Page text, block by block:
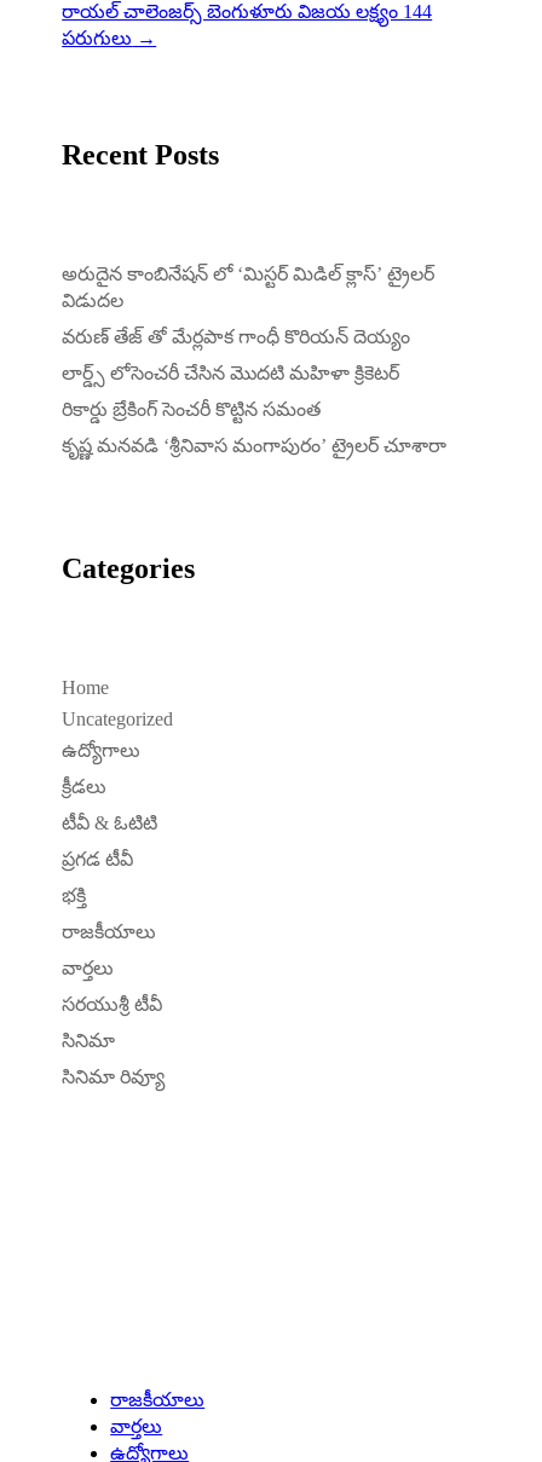
రాయల్ చాలెంజర్స్ బెంగుళూరు విజయ లక్ష్యం 144
పరుగులు →
Recent Posts
అరుదైన కాంబినేషన్ లో ‘మిస్టర్ మిడిల్ క్లాస్’ ట్రైలర్
విడుదల
వరుణ్ తేజ్ తో మేర్లపాక గాంధీ కొరియన్ దెయ్యం
లార్డ్స్ లోసెంచరీ చేసిన మొదటి మహిళా క్రికెటర్
రికార్డు బ్రేకింగ్ సెంచరీ కొట్టిన సమంత
కృష్ణ మనవడి ‘శ్రీనివాస మంగాపురం’ ట్రైలర్ చూశారా
Categories
Home
Uncategorized
ఉద్యోగాలు
క్రీడలు
టీవీ & ఓటిటి
ప్రగడ టీవీ
భక్తి
రాజకీయాలు
వార్తలు
సరయుశ్రీ టీవీ
సినిమా
సినిమా రివ్యూ
రాజకీయాలు
వార్తలు
ఉద్యోగాలు